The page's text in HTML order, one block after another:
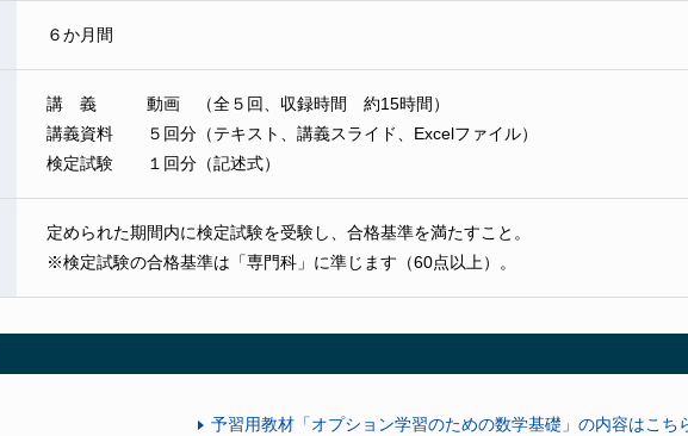
６か月間
講 義 動画 （全５回、収録時間 約15時間）
講義資料 ５回分（テキスト、講義スライド、Excelファイル）
検定試験 １回分（記述式）
定められた期間内に検定試験を受験し、合格基準を満たすこと。
※検定試験の合格基準は「専門科」に準じます（60点以上）。
予習用教材「オプション学習のための数学基礎」の内容はこち